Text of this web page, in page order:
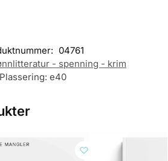
04761
- spenning - krim
Plassering: e40